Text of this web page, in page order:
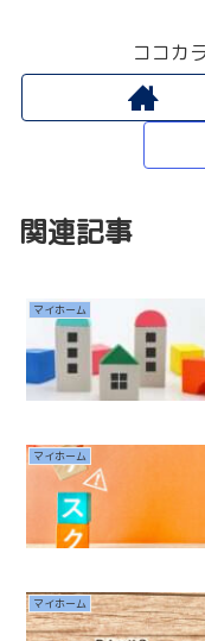
ココカ
関連記事
マイホーム
マイホーム
マイホーム